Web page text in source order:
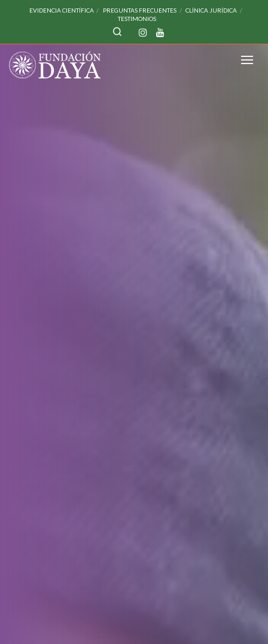
EVIDENCIA CIENTÍFICA PREGUNTAS FRECUENTES
CLÍNICA JURÍDICA
TESTIMONIOS